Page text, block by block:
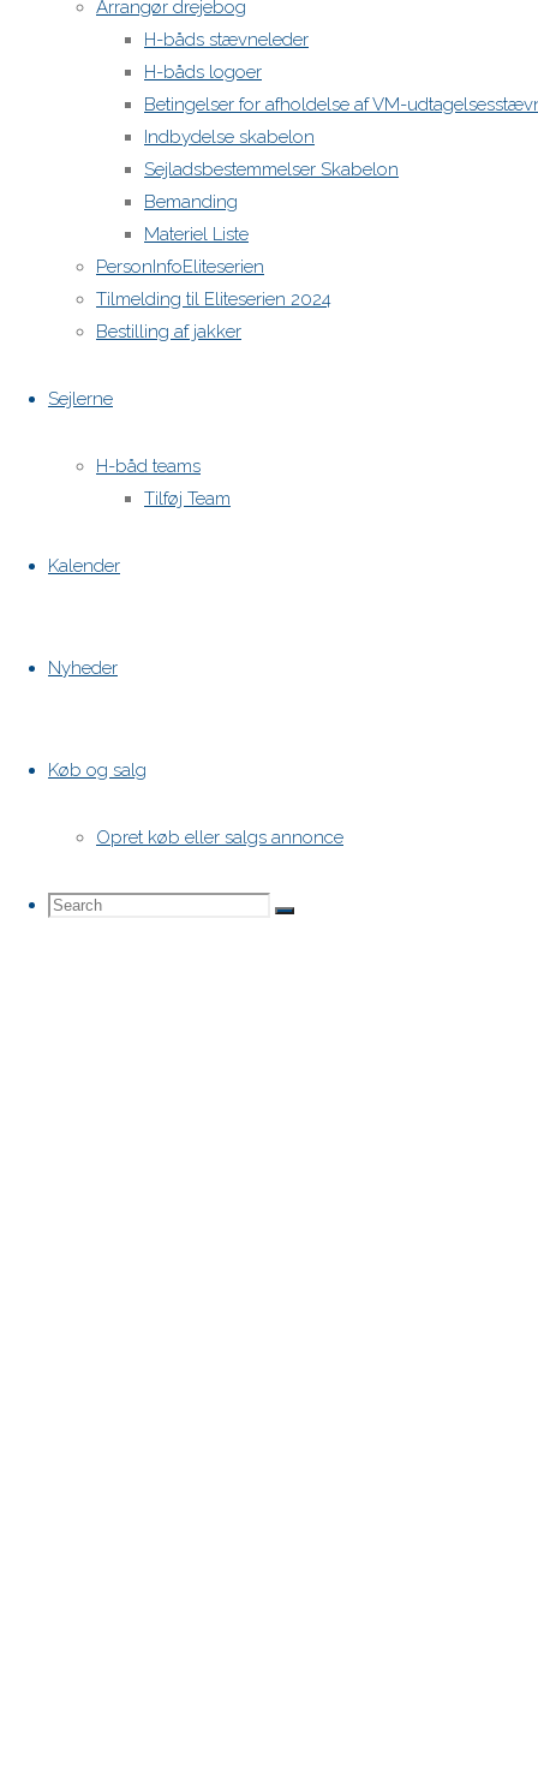
Arrangør drejebog
H-båds stævneleder
H-båds logoer
Betingelser for afholdelse af VM-
Indbydelse skabelon
Sejladsbestemmelser Skabelon
Bemanding
Materiel Liste
PersonInfoEliteserien
Tilmelding til Eliteserien 2024
Bestilling af jakker
Sejlerne
H-båd teams
Tilføj Team
Kalender
Nyheder
Køb og salg
Opret køb eller salgs annonce
Search
Search
Search